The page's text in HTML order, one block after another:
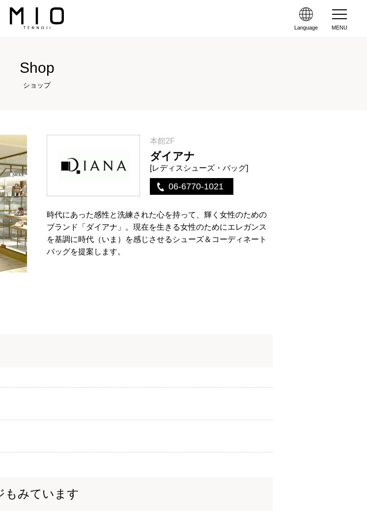
Language MENU
Shop
ショップ
本館2F
ダイアナ
[レディスシューズ・バッグ]
06-6770-1021
時代にあった感性と洗練された心を持って、輝く女性のための
ブランド「ダイアナ」。現在を生きる女性のためにエレガンス
を基調に時代（いま）を感じさせるシューズ＆コーディネート
バッグを提案します。
もみています